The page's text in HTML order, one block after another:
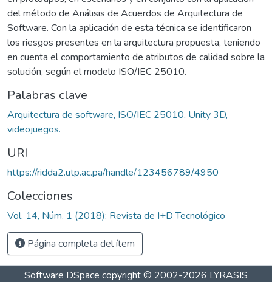
del método de Análisis de Acuerdos de Arquitectura de
Software. Con la aplicación de esta técnica se identificaron
los riesgos presentes en la arquitectura propuesta, teniendo
en cuenta el comportamiento de atributos de calidad sobre la
solución, según el modelo ISO/IEC 25010.
Palabras clave
Arquitectura de software, ISO/IEC 25010, Unity 3D,
videojuegos.
URI
https://ridda2.utp.ac.pa/handle/123456789/4950
Colecciones
Vol. 14, Núm. 1 (2018): Revista de I+D Tecnológico
Página completa del ítem
Software DSpace copyright © 2002-2026 LYRASIS